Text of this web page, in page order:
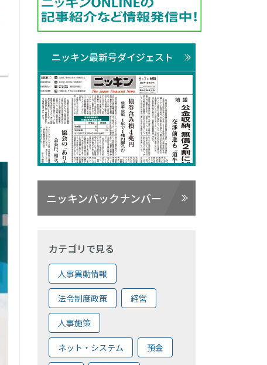
ニッキン最新号ダイジェスト
ニッキンバックナンバー
カテゴリで見る
人事異動情報
法令制度政策 経営
人事施策
ネット・システム 預金